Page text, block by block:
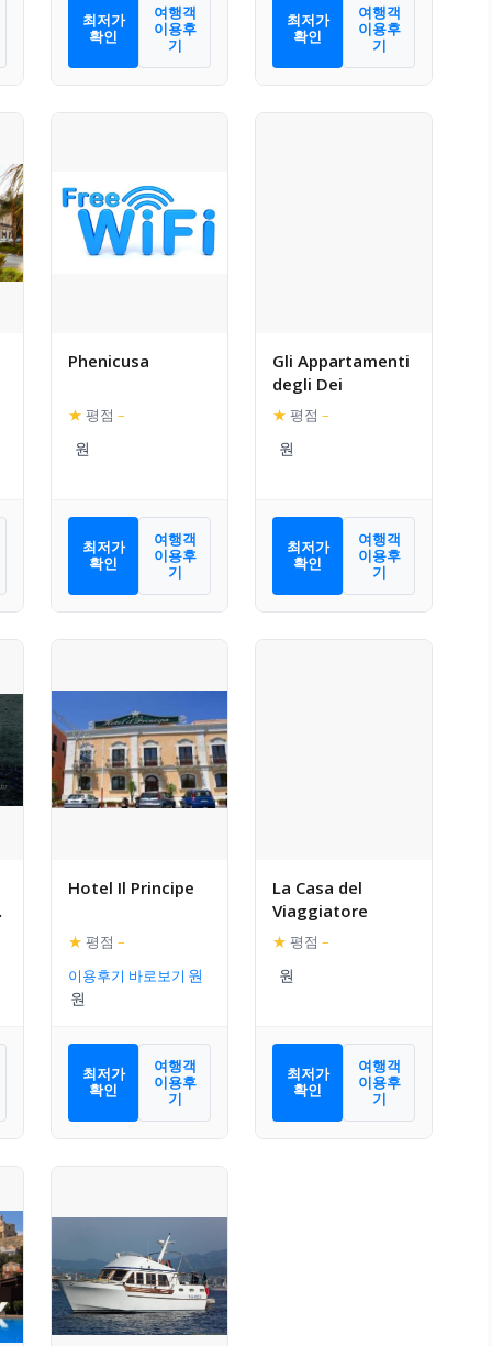
최저가
확인
여행객
이용후
기
최저가
확인
여행객
이용후
기
Phenicusa
★ 평점 –
최저가
확인
여행객
이용후
기
Gli Appartamenti
degli Dei
★ 평점 –
최저가
확인
여행객
이용후
기
Hotel Il Principe
★ 평점 –
이용후기 바로보기
최저가
확인
여행객
이용후
기
La Casa del
Viaggiatore
★ 평점 –
최저가
확인
여행객
이용후
기